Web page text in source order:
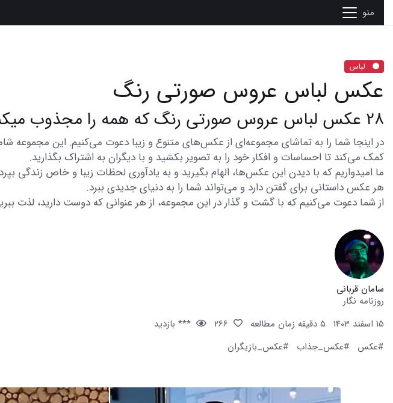
منو
لباس
عکس لباس عروس صورتی رنگ
28 عکس لباس عروس صورتی رنگ که همه را مجذوب میکند
کمک می‌کند تا احساسات و افکار خود را به تصویر بکشید و با دیگران به اشتراک بگذارید.
ما امیدواریم که با دیدن این عکس‌ها، الهام بگیرید و به یادآوری لحظات زیبا و خاص زندگی
هر عکس داستانی برای گفتن دارد و می‌تواند شما را به دنیای جدیدی ببرد.
از شما دعوت می‌کنیم که با گشت و گذار در این مجموعه، از هر عنوانی که دوست دارید، لذت
سامان قربانی
روزنامه نگار
15 اسفند 1403
5 دقیقه زمان مطالعه
*** بازدید
#عکس
#عکس_جذاب #عکس_بازیگران